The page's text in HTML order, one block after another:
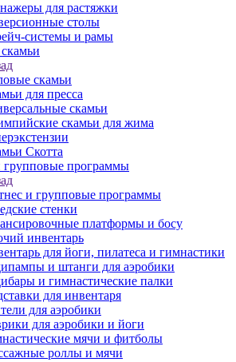
для растяжки
столы
системы и рамы
скамьи
для пресса
скамьи
скамьи для жима
Скотта
групповые программы
и групповые программы
стенки
платформы и босу
инвентарь
для йоги, пилатеса и гимнастики
и штанги для аэробики
и гимнастические палки
для инвентаря
для аэробики
для аэробики и йоги
мячи и фитболы
роллы и мячи